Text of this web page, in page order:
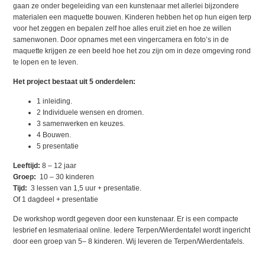
gaan ze onder begeleiding van een kunstenaar met allerlei bijzondere
materialen een maquette bouwen. Kinderen hebben het op hun eigen terp
voor het zeggen en bepalen zelf hoe alles eruit ziet en hoe ze willen
samenwonen. Door opnames met een vingercamera en foto’s in de
maquette krijgen ze een beeld hoe het zou zijn om in deze omgeving rond
te lopen en te leven.
Het project bestaat uit 5 onderdelen:
1 inleiding.
2 Individuele wensen en dromen.
3 samenwerken en keuzes.
4 Bouwen.
5 presentatie
Leeftijd: 8 – 12 jaar
Groep: 10 – 30 kinderen
Tijd: 3 lessen van 1,5 uur + presentatie.
Of 1 dagdeel + presentatie
De workshop wordt gegeven door een kunstenaar. Er is een compacte
lesbrief en lesmateriaal online. Iedere Terpen/Wierdentafel wordt ingericht
door een groep van 5– 8 kinderen. Wij leveren de Terpen/Wierdentafels.